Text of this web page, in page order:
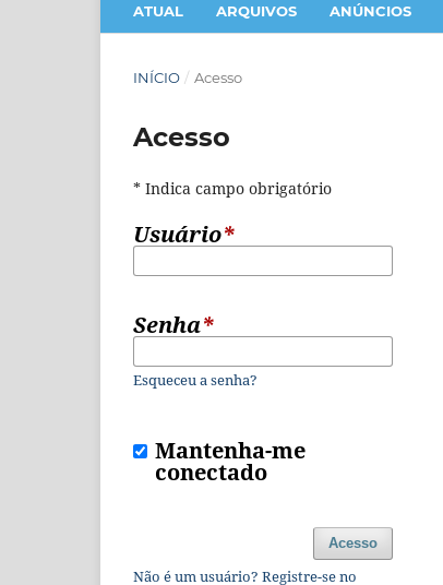
ATUAL ARQUIVOS ANÚNCIOS
INÍCIO / Acesso
Acesso
* Indica campo obrigatório
Usuário*
Senha*
Esqueceu a senha?
Mantenha-me
conectado
Acesso
Não é um usuário? Registre-se no